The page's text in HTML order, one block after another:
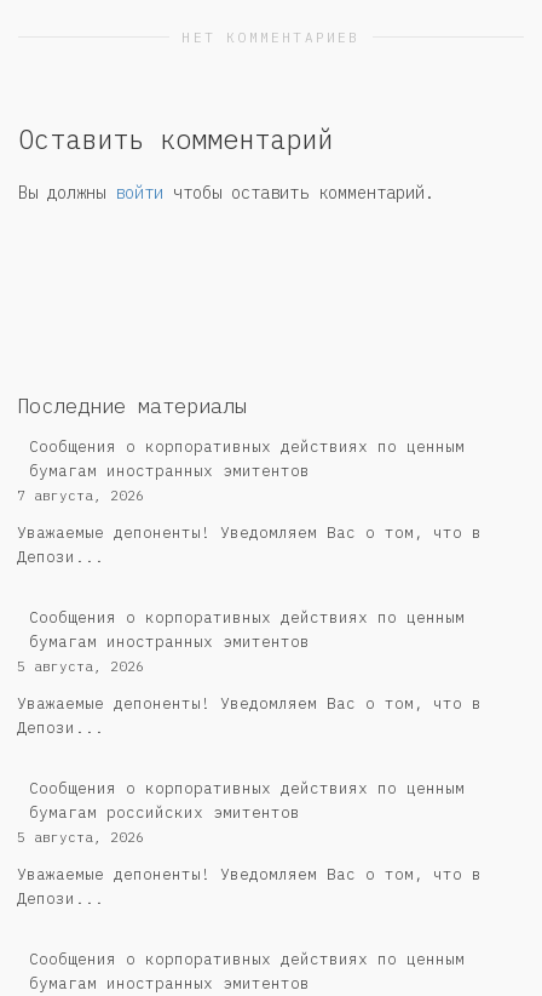
НЕТ КОММЕНТАРИЕВ
Оставить комментарий
Вы должны войти чтобы оставить комментарий.
Последние материалы
Сообщения о корпоративных действиях по ценным
бумагам иностранных эмитентов
7 августа, 2026
Уважаемые депоненты! Уведомляем Вас о том, что в
Депози...
Сообщения о корпоративных действиях по ценным
бумагам иностранных эмитентов
5 августа, 2026
Уважаемые депоненты! Уведомляем Вас о том, что в
Депози...
Cообщения о корпоративных действиях по ценным
бумагам российских эмитентов
5 августа, 2026
Уважаемые депоненты! Уведомляем Вас о том, что в
Депози...
Сообщения о корпоративных действиях по ценным
бумагам иностранных эмитентов